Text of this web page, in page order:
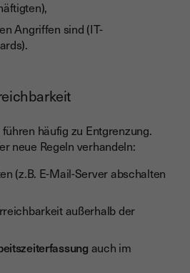
Angriffen sind (IT-
häufig zu Entgrenzung.
neue Regeln verhandeln:
(z.B. E-Mail-Server abschalten
außerhalb der
auch im